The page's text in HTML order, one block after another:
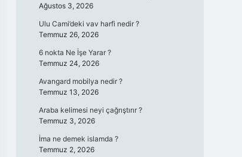
Ağustos 3, 2026
Ulu Cami’deki vav harfi nedir ?
Temmuz 26, 2026
6 nokta Ne İşe Yarar ?
Temmuz 24, 2026
Avangard mobilya nedir ?
Temmuz 13, 2026
Araba kelimesi neyi çağrıştırır ?
Temmuz 3, 2026
İma ne demek islamda ?
Temmuz 2, 2026